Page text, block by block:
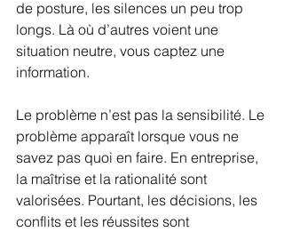
de posture, les silences un peu trop
longs. Là où d’autres voient une
situation neutre, vous captez une
information.
Le problème n’est pas la sensibilité. Le
problème apparaît lorsque vous ne
savez pas quoi en faire. En entreprise,
la maîtrise et la rationalité sont
valorisées. Pourtant, les décisions, les
conflits et les réussites sont